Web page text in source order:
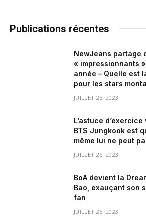
Publications récentes
NewJeans partage
« impressionnants
année – Quelle est
pour les stars
JUILLET 25, 2023
L’astuce
BTS Jungkook est
même lui ne peut
JUILLET 25, 2023
BoA devient la
Bao, exauçant son
fan
JUILLET 25, 2023